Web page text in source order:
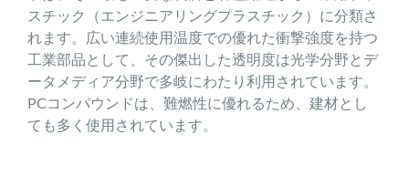
スチック（エンジニアリングプラスチック）に分類さ
れます。広い連続使用温度での優れた衝撃強度を持つ
工業部品として、その傑出した透明度は光学分野とデ
ータメディア分野で多岐にわたり利用されています。
PCコンパウンドは、難燃性に優れるため、建材とし
ても多く使用されています。